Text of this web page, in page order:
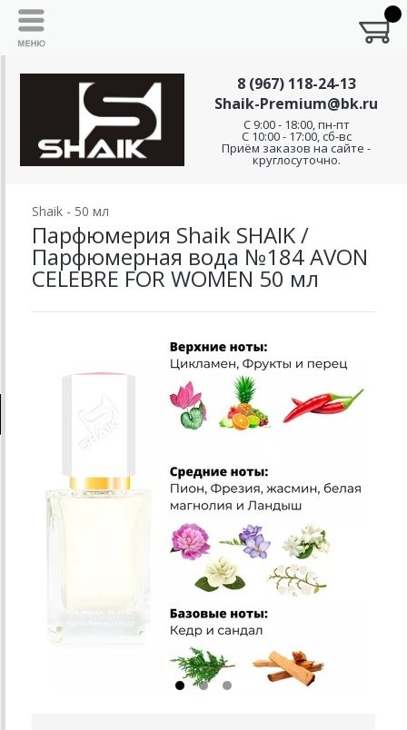
8 (967) 118-24-13
Shaik-Premium@bk.ru
C 9:00 - 18:00, пн-пт
С 10:00 - 17:00, сб-вс
Приём заказов на сайте -
круглосуточно.
Shaik - 50 мл
Парфюмерия Shaik SHAIK /
Парфюмерная вода №184 AVON
CELEBRE FOR WOMEN 50 мл